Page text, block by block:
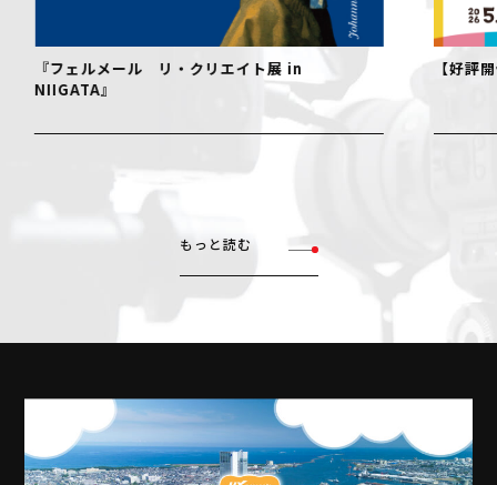
『フェルメール リ・クリエイト展 in
NIIGATA』
【好評
もっと読む